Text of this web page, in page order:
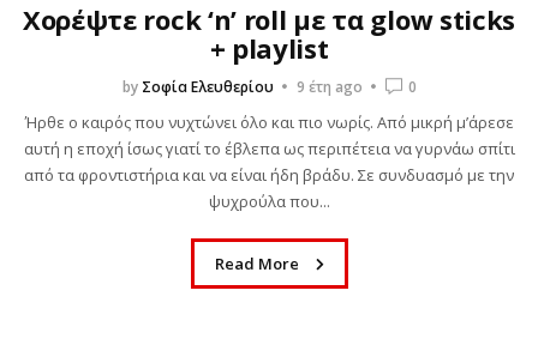
Χορέψτε rock ‘n’ roll με τα glow sticks
+ playlist
by Σοφία Ελευθερίου 9 έτη ago 0
Ήρθε ο καιρός που νυχτώνει όλο και πιο νωρίς. Από μικρή μ’άρεσε
αυτή η εποχή ίσως γιατί το έβλεπα ως περιπέτεια να γυρνάω σπίτι
από τα φροντιστήρια και να είναι ήδη βράδυ. Σε συνδυασμό με την
ψυχρούλα που...
Read More